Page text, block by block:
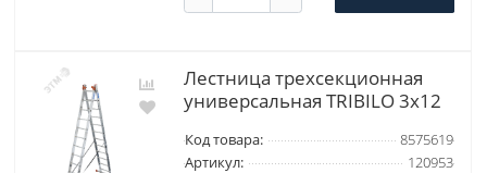
Лестница трехсекционная
универсальная TRIBILO 3х12
Код товара:
8575619
Артикул:
120953